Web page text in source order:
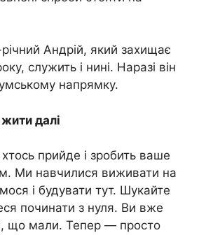
Андрій, який захищає
служить і нині. Наразі він
напрямку.
далі
прийде і зробить ваше
Ми навчилися виживати на
і будувати тут. Шукайте
починати з нуля. Ви вже
що мали. Тепер — просто